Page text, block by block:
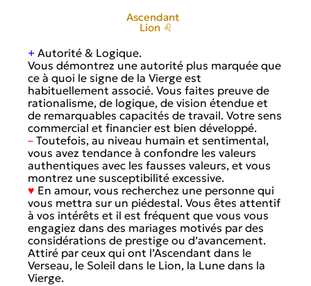
Ascendant
Lion ♌
+ Autorité & Logique.
Vous démontrez une autorité plus marquée que
ce à quoi le signe de la Vierge est
habituellement associé. Vous faites preuve de
rationalisme, de logique, de vision étendue et
de remarquables capacités de travail. Votre sens
commercial et financier est bien développé.
– Toutefois, au niveau humain et sentimental,
vous avez tendance à confondre les valeurs
authentiques avec les fausses valeurs, et vous
montrez une susceptibilité excessive.
♥ En amour, vous recherchez une personne qui
vous mettra sur un piédestal. Vous êtes attentif
à vos intérêts et il est fréquent que vous vous
engagiez dans des mariages motivés par des
considérations de prestige ou d’avancement.
Attiré par ceux qui ont l’Ascendant dans le
Verseau, le Soleil dans le Lion, la Lune dans la
Vierge.